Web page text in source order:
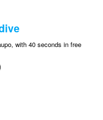
with 40 seconds in free